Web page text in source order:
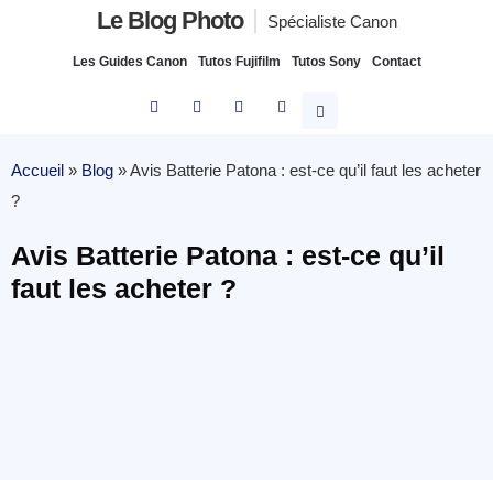
Le Blog Photo Spécialiste Canon
Les Guides Canon Tutos Fujifilm Tutos Sony Contact
Accueil » Blog »Avis Batterie Patona : est-ce qu’il faut les acheter
?
Avis Batterie Patona : est-ce qu’il
faut les acheter ?